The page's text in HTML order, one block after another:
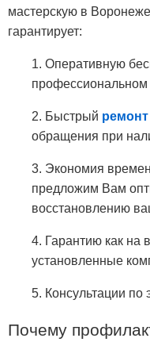
мастерскую в
гарантирует:
1. Оперативную
профессиональном
2. Быстрый
обращения при
3. Экономия
предложим Вам
восстановлению
4. Гарантию как на
установленные
5. Консультации по
Почему